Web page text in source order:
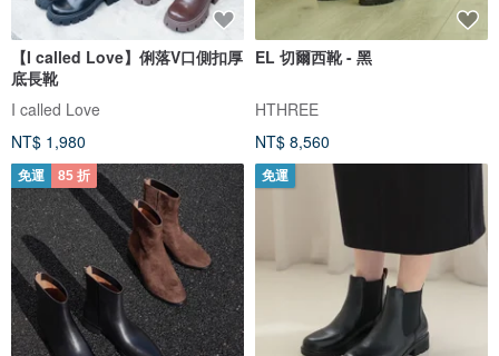
【I called Love】俐落V口側扣厚
底長靴
I called Love
NT$ 1,980
EL 切爾西靴 - 黑
HTHREE
NT$ 8,560
免運 85 折 免運